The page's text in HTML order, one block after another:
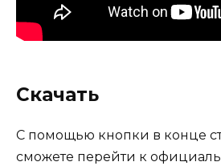
Скачать
С помощью кнопки в конце
сможете перейти к